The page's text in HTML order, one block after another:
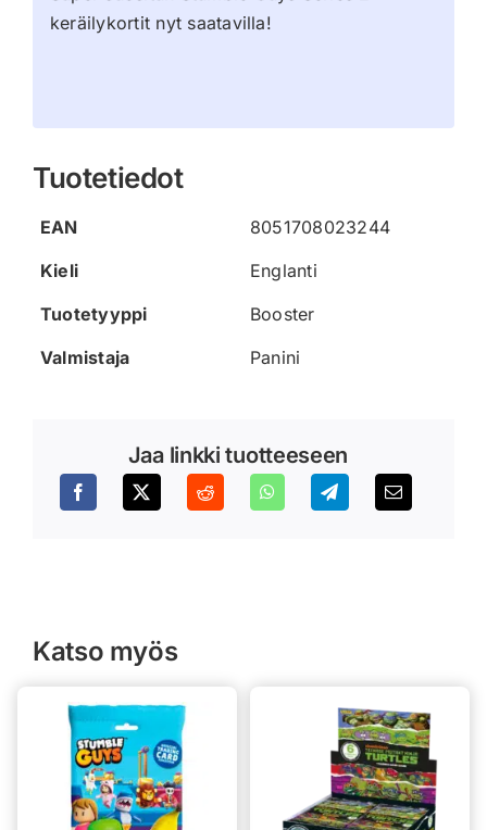
keräilykortit nyt saatavilla!
Tuotetiedot
EAN
8051708023244
Kieli
Englanti
Tuotetyyppi
Booster
Valmistaja
Panini
Jaa linkki tuotteeseen
Katso myös